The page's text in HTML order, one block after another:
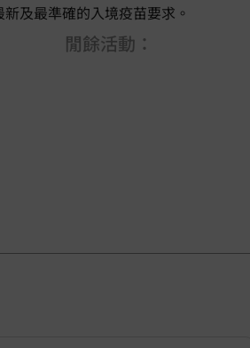
及最準確的入境疫苗要求。
閒餘活動：